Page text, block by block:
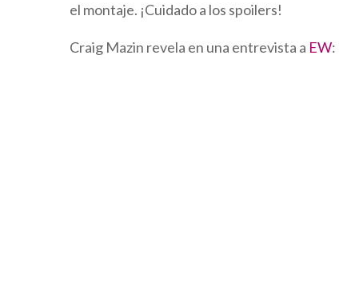
el montaje. ¡Cuidado a los spoilers!
Craig Mazin revela en una entrevista a EW: